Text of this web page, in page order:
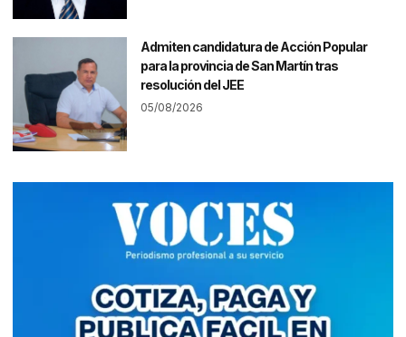
Admiten candidatura de Acción Popular
para la provincia de San Martín tras
resolución del JEE
05/08/2026